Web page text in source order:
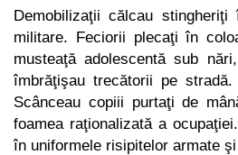
Demobilizaţii călcau
militare. Feciorii plecaţi în
musteaţă adolescentă sub
îmbrăţişau trecătorii pe
Scânceau copiii purtaţi de
foamea raţionalizată a
în uniformele risipitelor armate